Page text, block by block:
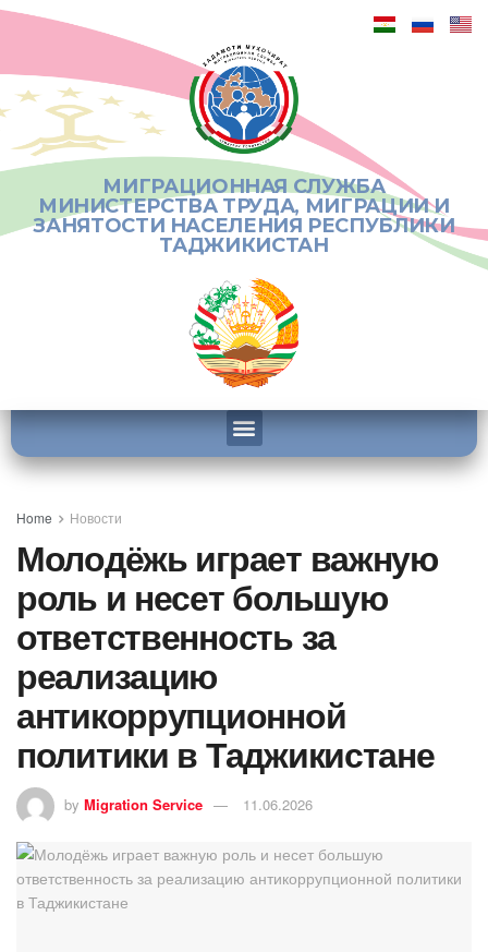
МИГРАЦИОННАЯ СЛУЖБА
МИНИСТЕРСТВА ТРУДА, МИГРАЦИИ И
ЗАНЯТОСТИ НАСЕЛЕНИЯ РЕСПУБЛИКИ
ТАДЖИКИСТАН
Home Новости
Молодёжь играет важную
роль и несет большую
ответственность за
реализацию
антикоррупционной
политики в Таджикистане
by Migration Service 11.06.2026